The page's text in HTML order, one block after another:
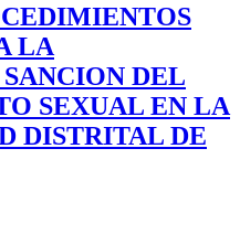
LA
DEL
SEXUAL EN LA
DISTRITAL DE